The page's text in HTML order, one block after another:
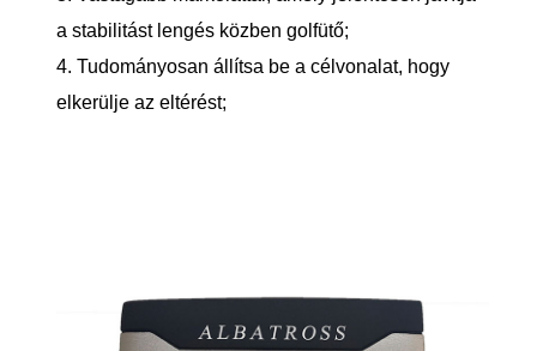
a stabilitást lengés közben golfütő;
4. Tudományosan állítsa be a célvonalat, hogy
elkerülje az eltérést;